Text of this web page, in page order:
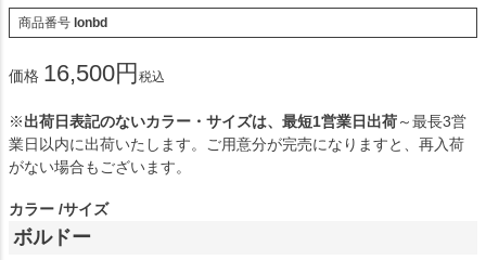
商品番号 lonbd
価格 16,500 税込
※出荷日表記のないカラー・サイズは、最短1営業日出荷～最長3営
業日以内に出荷いたします。ご用意分が完売になりますと、再入荷
がない場合もございます。
カラー サイズ
ボルドー